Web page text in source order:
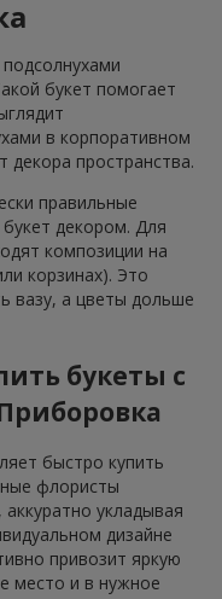
букет помогает
в корпоративном
декора пространства.
правильные
декором. Для
композиции на
корзинах). Это
вазу, а цветы дольше
букеты с
быстро купить
флористы
укладывая
дизайне
привозит яркую
место и в нужное